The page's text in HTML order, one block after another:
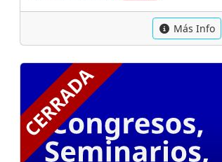
Más Info